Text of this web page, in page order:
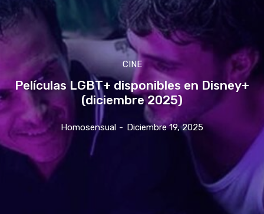
CINE
Películas LGBT+ disponibles en Disney+
(diciembre 2025)
Homosensual - Diciembre 19, 2025